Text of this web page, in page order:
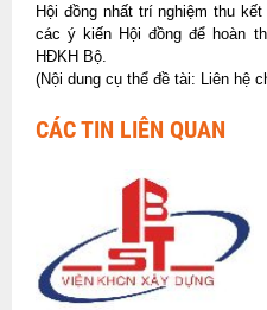
Hội đồng nhất trí nghiệm thu
các ý kiến Hội đồng để hoàn
HĐKH Bộ.
(Nội dung cụ thể đề tài: Liên hệ
CÁC TIN LIÊN QUAN